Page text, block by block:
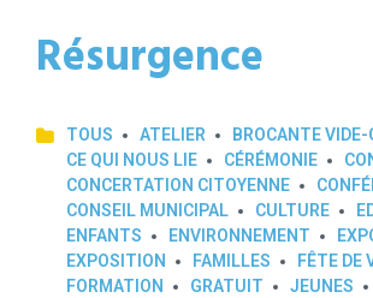
Résurgence
TOUS ATELIER
BROCANTE VIDE-
CE QUI NOUS LIE
CÉRÉMONIE
CONCERTATION CITOYENNE
CONSEIL MUNICIPAL
CULTURE
ENFANTS
ENVIRONNEMENT
EXPOSITION
FAMILLES
FÊTE DE
FORMATION
GRATUIT JEUNES